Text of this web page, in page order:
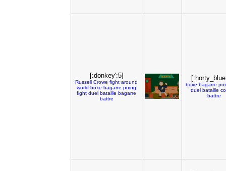
[:donkey':5]
Russell Crowe fight around
world boxe bagarre poing
fight duel bataille bagarre
battre
boxe bagarre
duel bataille
battre